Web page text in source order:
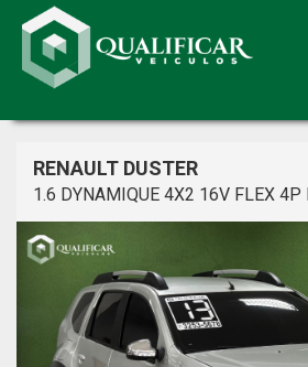
RENAULT DUSTER
1.6 DYNAMIQUE 4X2 16V FLEX